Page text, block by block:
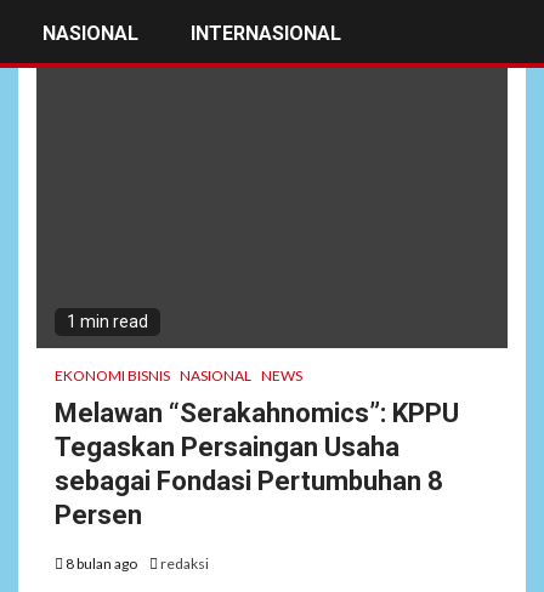
NASIONAL INTERNASIONAL
1 min read
EKONOMI BISNIS NASIONAL NEWS
Melawan “Serakahnomics”: KPPU
Tegaskan Persaingan Usaha
sebagai Fondasi Pertumbuhan 8
Persen
8 bulan ago redaksi